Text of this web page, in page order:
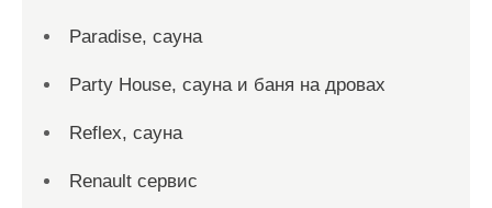
Paradise, сауна
Party House, сауна и баня на дровах
Reflex, сауна
Renault сервис